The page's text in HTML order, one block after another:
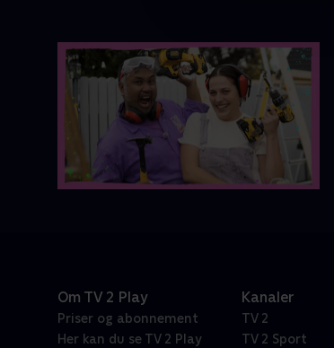
Om TV 2 Play
Priser og abonnement
Her kan du se TV 2 Play
Kanaler
TV 2
TV 2 Sport